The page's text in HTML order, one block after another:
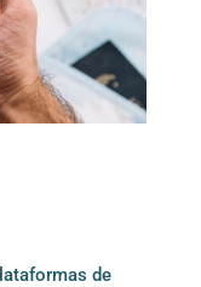
de